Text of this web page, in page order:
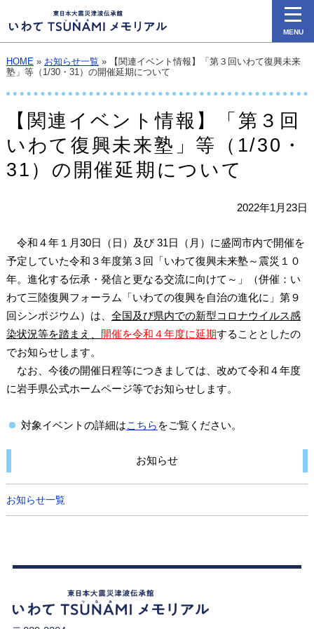
HOME» お知らせ一覧 » 【関連イベント情報】「第３回いわて復興未来
塾」等（1/30・31）の開催延期について
【関連イベント情報】「第３回
いわて復興未来塾」等（1/30・
31）の開催延期について
2022年1月23日
令和４年１月30日（日）及び 31日（月）に盛岡市内で開催を
予定していた令和３年度第３回「いわて復興未来塾～震災１０
年。進化する伝承・発信と更なる交流に向けて～」（併催：い
わて三陸復興フォーラム「いわての復興を自治の進化に」第９
回シンポジウム）は、 全国及び県内での新型コロナウイルス感
染状況等を踏まえ、
開催を令和４年度に延期することとしたの
でお知らせします。
なお、今後の開催日程等につきましては、改めて令和４年度
に岩手県公式ホームページ等でお知らせします。
対象イベントの詳細はこちら をご覧ください。
お知らせ
お知らせ一覧
MENU